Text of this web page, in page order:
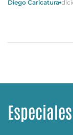
Diego Caricatura
Especiales